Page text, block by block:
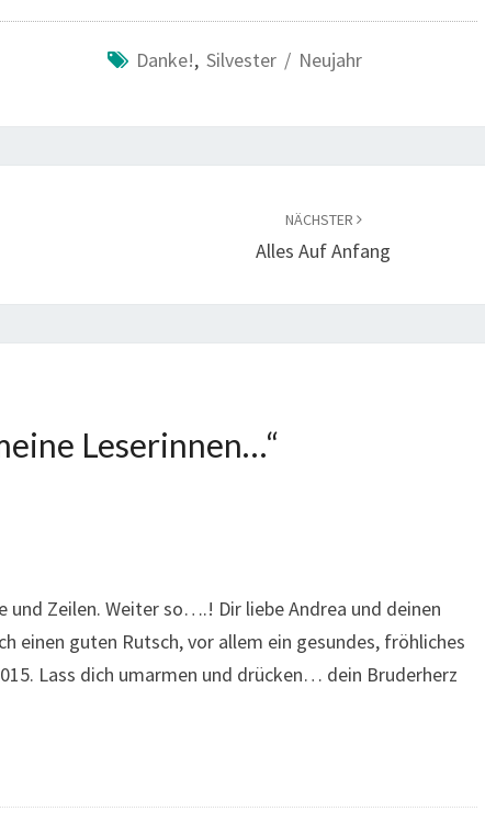
Danke!, Silvester / Neujahr
NÄCHSTER
Alles Auf Anfang
Leserinnen…“
und Zeilen. Weiter so….! Dir liebe Andrea und deinen
einen guten Rutsch, vor allem ein gesundes, fröhliches
Lass dich umarmen und drücken… dein Bruderherz